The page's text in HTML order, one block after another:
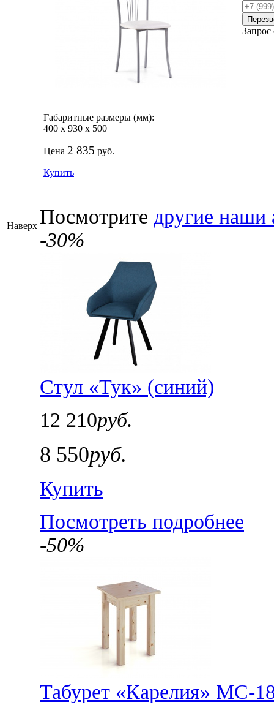
Наверх
Габаритные размеры (мм):
400 х 930 х 500
Цена 2 835 руб.
Купить
Запрос
Посмотрите другие наши
-30%
Стул «Тук» (синий)
12 210руб.
8 550руб.
Купить
Посмотреть подробнее
-50%
Табурет «Карелия» МС-